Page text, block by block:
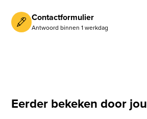
Contactformulier
Antwoord binnen 1 werkdag
Eerder bekeken door jou